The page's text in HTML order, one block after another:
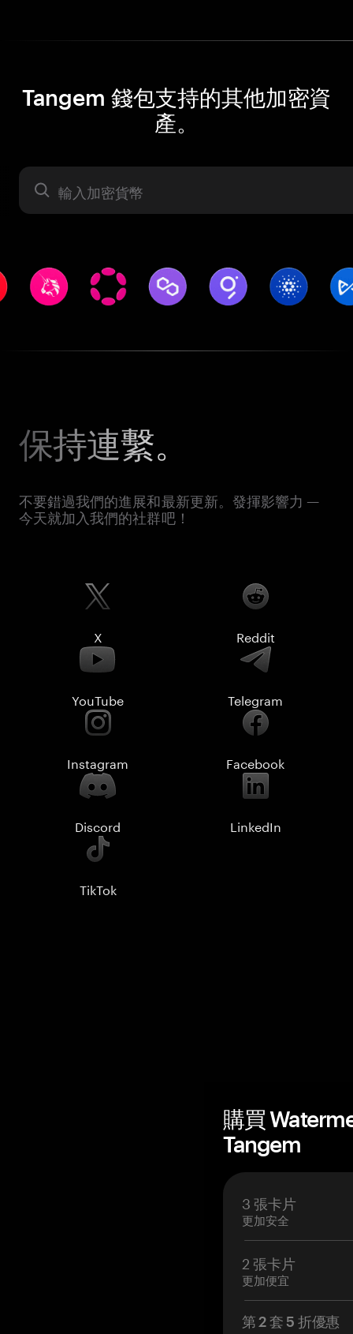
Tangem 錢包支持的其他加密資
產。
資產
保持連繫。
不要錯過我們的進展和最新更新。發揮影響力 —
今天就加入我們的社群吧！
X Reddit
YouTube Telegram
Instagram Facebook
Discord LinkedIn
TikTok
購買
Tangem
3 張卡片
更加安全
2 張卡片
更加便宜
第 2 套 5 折優惠